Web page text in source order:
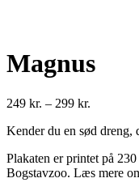
Magnus
249 kr. – 299 kr.
til
Kender du en sød dreng,
Plakaten er printet på
Bogstavzoo. Læs mere